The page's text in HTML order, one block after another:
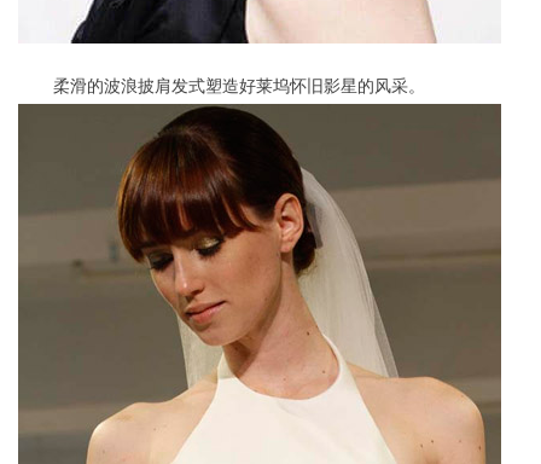
柔滑的波浪披肩发式塑造好莱坞怀旧影星的风采。